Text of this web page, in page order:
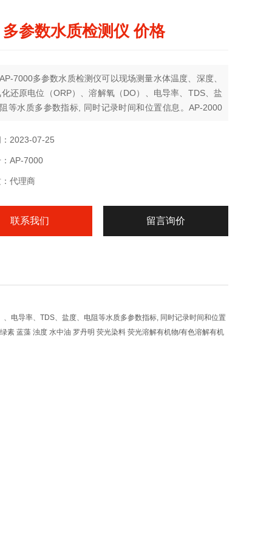
参数水质检测仪 价格
7000多参数水质检测仪可以现场测量水体温度、深度、
还原电位（ORP）、溶解氧（DO）、电导率、TDS、盐
等水质多参数指标, 同时记录时间和位置信息。AP-2000
头（叶绿素 蓝藻 浊度 水中油 罗丹明 荧光染料 荧光溶解
2023-07-25
AP-7000
代理商
联系我们 留言询价
电导率、TDS、盐度、电阻等水质多参数指标, 同时记录时间和位置
素 蓝藻 浊度 水中油 罗丹明 荧光染料 荧光溶解有机物/有色溶解有机